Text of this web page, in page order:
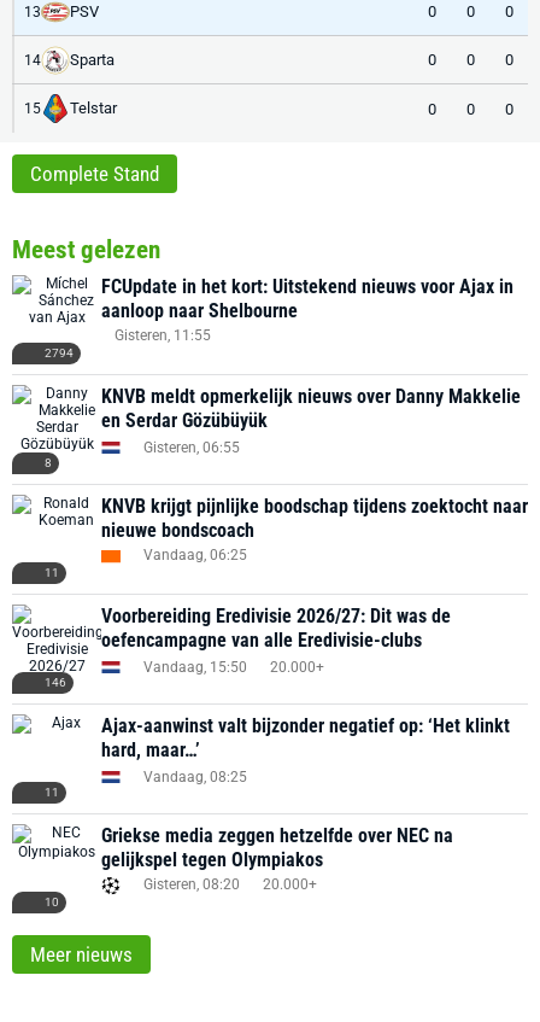
13 PSV 0 0 0
14 Sparta 0 0 0
15 Telstar 0 0 0
Complete Stand
Meest gelezen
2794
FCUpdate in het kort: Uitstekend nieuws voor Ajax in
aanloop naar Shelbourne
Gisteren, 11:55
8
KNVB meldt opmerkelijk nieuws over Danny Makkelie
en Serdar Gözübüyük
Gisteren, 06:55
11
KNVB krijgt pijnlijke boodschap tijdens zoektocht naar
nieuwe bondscoach
Vandaag, 06:25
146
Voorbereiding Eredivisie 2026/27: Dit was de
oefencampagne van alle Eredivisie-clubs
Vandaag, 15:50 20.000+
11
Ajax-aanwinst valt bijzonder negatief op: ‘Het klinkt
hard, maar…’
Vandaag, 08:25
10
Griekse media zeggen hetzelfde over NEC na
gelijkspel tegen Olympiakos
Gisteren, 08:20 20.000+
Meer nieuws